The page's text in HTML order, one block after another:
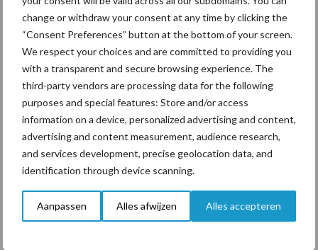
change or withdraw your consent at any time by clicking the
“Consent Preferences” button at the bottom of your screen.
We respect your choices and are committed to providing you
with a transparent and secure browsing experience. The
third-party vendors are processing data for the following
purposes and special features: Store and/or access
information on a device, personalized advertising and content,
advertising and content measurement, audience research,
and services development, precise geolocation data, and
identification through device scanning.
Aanpassen Alles afwijzen Alles accepteren
Themapagina's
Diergezondheid Bemesting Fokkerij
Bedrijfsnieuws
Ligbox &
Voerhekken
Toon meer